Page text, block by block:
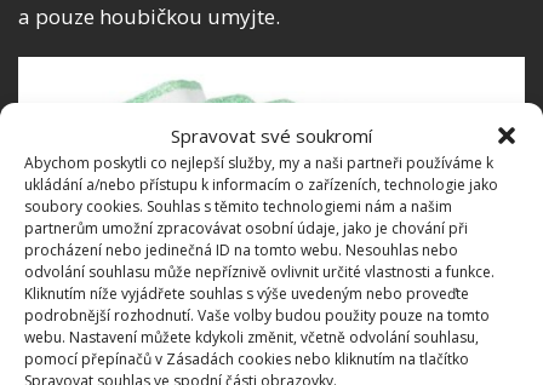
Spravovat své soukromí
Abychom poskytli co nejlepší služby, my a naši partneři používáme k
ukládání a/nebo přístupu k informacím o zařízeních, technologie jako
soubory cookies. Souhlas s těmito technologiemi nám a našim
partnerům umožní zpracovávat osobní údaje, jako je chování při
procházení nebo jedinečná ID na tomto webu. Nesouhlas nebo
odvolání souhlasu může nepříznivě ovlivnit určité vlastnosti a funkce.
Kliknutím níže vyjádřete souhlas s výše uvedeným nebo proveďte
podrobnější rozhodnutí. Vaše volby budou použity pouze na tomto
webu. Nastavení můžete kdykoli změnit, včetně odvolání souhlasu,
pomocí přepínačů v Zásadách cookies nebo kliknutím na tlačítko
Spravovat souhlas ve spodní části obrazovky.
a pouze houbičkou umyjte.
Fotografie: Freepik
Lesklé příbory